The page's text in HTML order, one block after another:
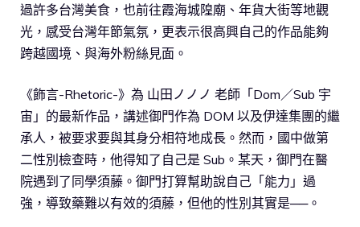
過許多台灣美食，也前往霞海城隍廟、年貨大街等地觀
光，感受台灣年節氣氛，更表示很高興自己的作品能夠
跨越國境、與海外粉絲見面。
《飾言-Rhetoric-》為 山田ノノノ 老師「Dom／Sub 宇
宙」的最新作品，講述御門作為 DOM 以及伊達集團的繼
承人，被要求要與其身分相符地成長。然而，國中做第
二性別檢查時，他得知了自己是 Sub。某天，御門在醫
院遇到了同學須藤。御門打算幫助說自己「能力」過
強，導致藥難以有效的須藤，但他的性別其實是──。